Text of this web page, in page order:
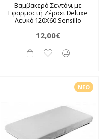
Βαμβακερό Σεντόνι με
Εφαρμοστή Ζέρσεϊ Deluxe
Λευκό 120X60 Sensillo
12,00€
ΝΈΟ